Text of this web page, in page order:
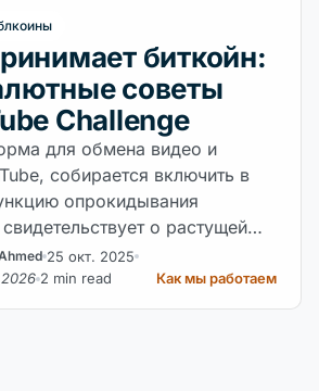
биткойн:
советы
Challenge
для обмена видео и
собирается включить в
опрокидывания
о растущей
в цифровую экономику
25 окт. 2025
2 min read Как мы работаем